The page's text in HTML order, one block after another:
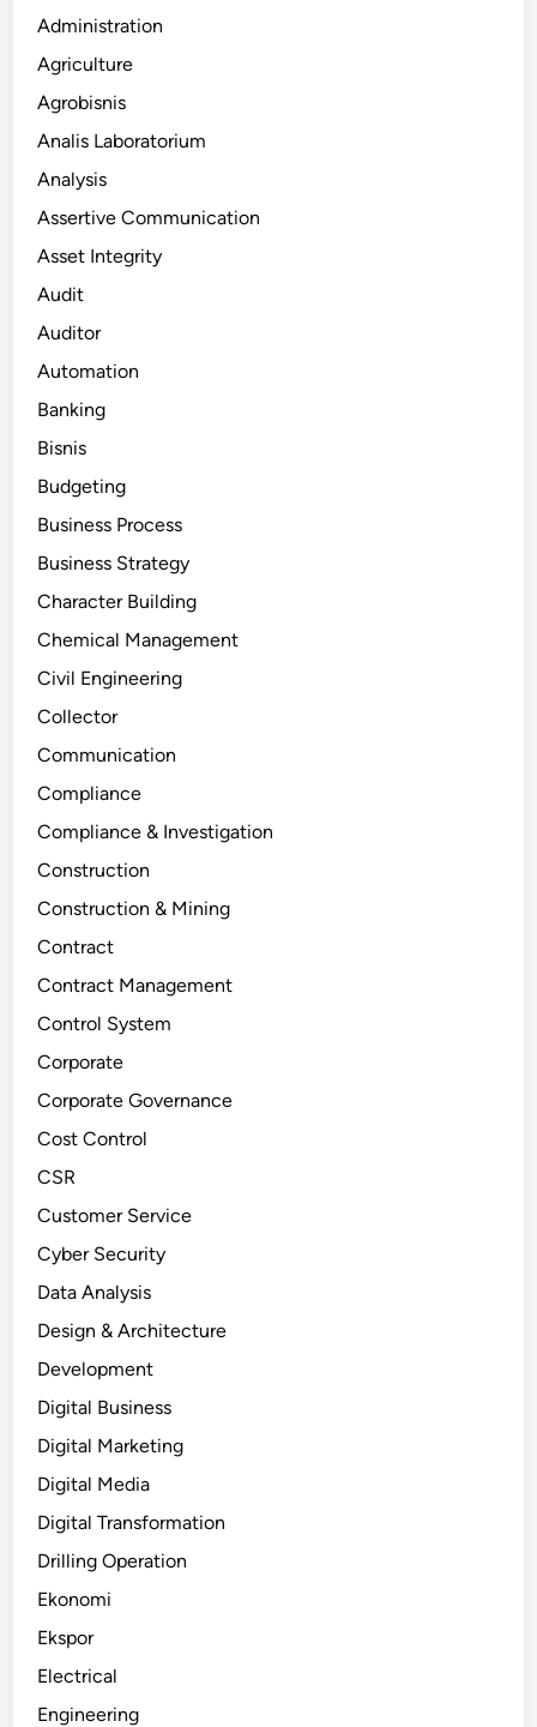
Administration
Agriculture
Agrobisnis
Analis Laboratorium
Analysis
Assertive Communication
Asset Integrity
Audit
Auditor
Automation
Banking
Bisnis
Budgeting
Business Process
Business Strategy
Character Building
Chemical Management
Civil Engineering
Collector
Communication
Compliance
Compliance & Investigation
Construction
Construction & Mining
Contract
Contract Management
Control System
Corporate
Corporate Governance
Cost Control
CSR
Customer Service
Cyber Security
Data Analysis
Design & Architecture
Development
Digital Business
Digital Marketing
Digital Media
Digital Transformation
Drilling Operation
Ekonomi
Ekspor
Electrical
Engineering